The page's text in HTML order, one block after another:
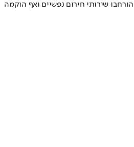
הוכפל פי ארבעה לכ-4,000, הוקמו חוות שיקומיות ברחבי הארץ, הורחבו שירותי חירום נפשיים ואף הוקמה